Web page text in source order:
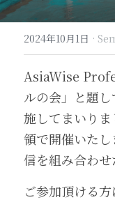
2024年10月1日 ·
AsiaWise
ルの会」と題
施してまいり
領で開催いた
信を組み合わせ
ご参加頂ける